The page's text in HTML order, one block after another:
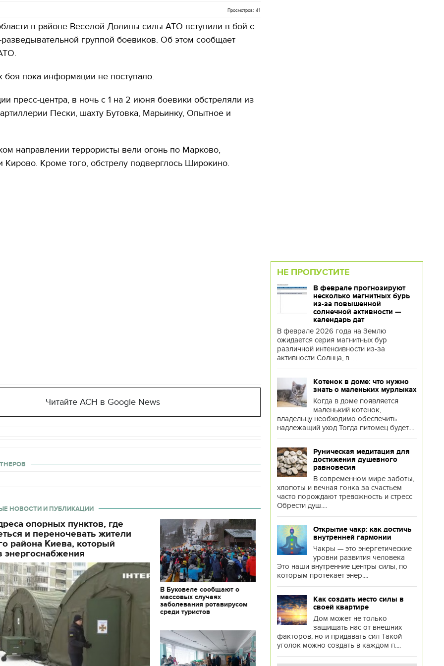
Просмотров: 41
в районе Веселой Долины силы АТО вступили в бой с
группой боевиков. Об этом сообщает
боя пока информации не поступало.
пресс-центра, в ночь с 1 на 2 июня боевики обстреляли из
Пески, шахту Бутовка, Марьинку, Опытное и
направлении террористы вели огонь по Марково,
Кирово. Кроме того, обстрелу подверглось Широкино.
Читайте АСН в Google News
НОВОСТИ И ПУБЛИКАЦИИ
опорных пунктов, где
и переночевать жители
района Киева, который
энергоснабжения
В Буковеле сообщают о
массовых случаях
заболевания ротавирусом
среди туристов
НЕ ПРОПУСТИТЕ
В феврале прогнозируют
несколько магнитных бурь
из-за повышенной
солнечной активности —
календарь дат
В феврале 2026 года на Землю
ожидается серия магнитных бур
различной интенсивности из-за
активности Солнца, в ....
Котенок в доме: что нужно
знать о маленьких мурлыках
Когда в доме появляется
маленький котенок,
владельцу необходимо обеспечить
надлежащий уход Тогда питомец будет....
Руническая медитация для
достижения душевного
равновесия
В современном мире заботы,
хлопоты и вечная гонка за счастьем
часто порождают тревожность и стресс
Обрести душ....
Открытие чакр: как достичь
внутренней гармонии
Чакры — это энергетические
уровни развития человека
Это наши внутренние центры силы, по
которым протекает энер....
Как создать место силы в
своей квартире
Дом может не только
защищать нас от внешних
факторов, но и придавать сил Такой
уголок можно создать в каждом п....